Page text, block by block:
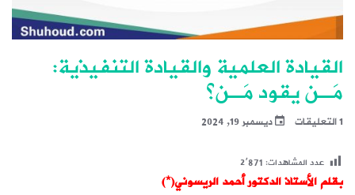
القيادة العلمية والقيادة التنفيذية:
مَـن يقود مَـن؟
1 التعليقات ديسمبر 19, 2024
عدد المشاهدات:2٬871
بقلم الأستاذ الدكتور أحمد الريسوني(*)